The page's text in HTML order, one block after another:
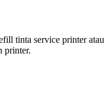
tinta service printer atau
printer.